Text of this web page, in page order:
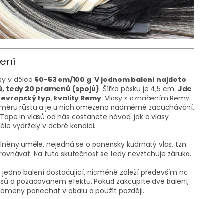
v délce 50-53 cm/100 g. V jednom balení najdete
tedy 20 pramenů (spojů). Šířka pásku je 4,5 cm. Jde
evropský typ, kvality Remy. Vlasy s označením Remy
růstu a je u nich omezeno nadměrné zacuchávání.
in vlasů od nás dostanete návod, jak o vlasy
vydržely v dobré kondici.
uměle, nejedná se o panensky kudrnatý vlas, tzn.
Na tuto skutečnost se tedy nevztahuje záruka.
jedno balení dostačující, nicméně záleží především na
a požadovaném efektu. Pokud zakoupíte dvě balení,
ponechat v obalu a použít později.